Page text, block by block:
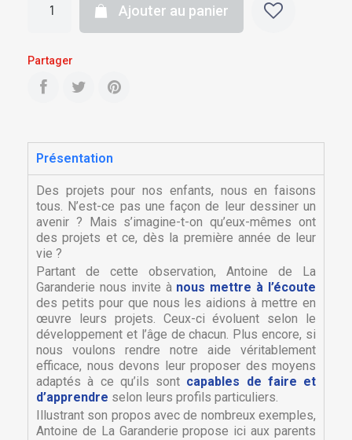
Ajouter au panier
Partager
Présentation
Des projets pour nos enfants, nous en faisons
tous. N’est-ce pas une façon de leur dessiner un
avenir ? Mais s’imagine-t-on qu’eux-mêmes ont
des projets et ce, dès la première année de leur
vie ?
Partant de cette observation, Antoine de La
Garanderie nous invite à nous mettre à l’écoute
des petits pour que nous les aidions à mettre en
œuvre leurs projets. Ceux-ci évoluent selon le
développement et l’âge de chacun. Plus encore, si
nous voulons rendre notre aide véritablement
efficace, nous devons leur proposer des moyens
adaptés à ce qu’ils sont capables de faire et
d’apprendre selon leurs profils particuliers.
Illustrant son propos avec de nombreux exemples,
Antoine de La Garanderie propose ici aux parents